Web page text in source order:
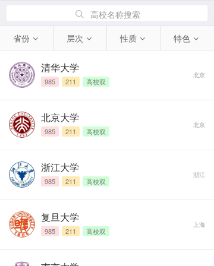
高校名称搜索
省份 层次 性质 特色
清华大学
985 211 高校双
北京
北京大学
985 211 高校双
北京
浙江大学
985 211 高校双
浙江
复旦大学
985 211 高校双
上海